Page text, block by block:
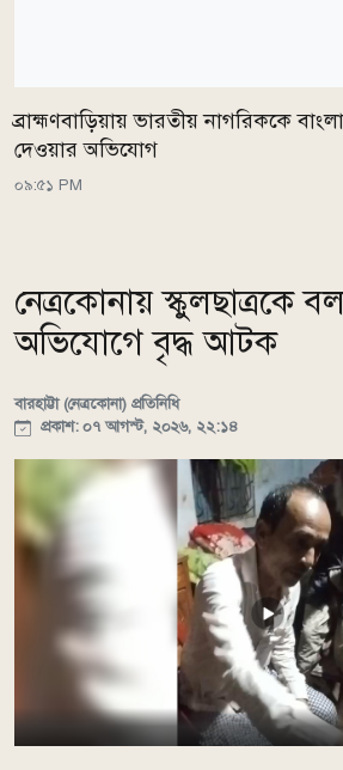
ব্রাহ্মণবাড়িয়ায় ভারতীয় নাগরিককে
দেওয়ার অভিযোগ
০৯:৫১ PM
নেত্রকোনায় স্কুলছাত্রকে
অভিযোগে বৃদ্ধ আটক
বারহাট্টা (নেত্রকোনা) প্রতিনিধি
প্রকাশ: ০৭ আগস্ট, ২০২৬, ২২:১৪